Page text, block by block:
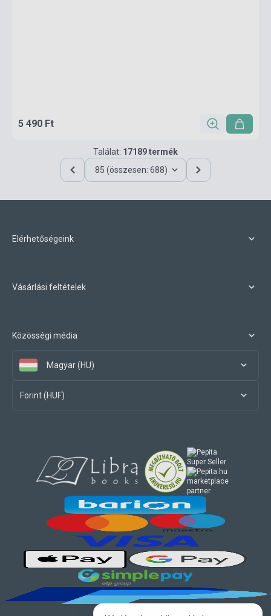
5 490 Ft
Találat: 17189 termék
85 (összesen: 688)
Elérhetőségeink
Vásárlási feltételek
Közösségi média
Magyar (HU)
Forint (HUF)
marketplace
partner